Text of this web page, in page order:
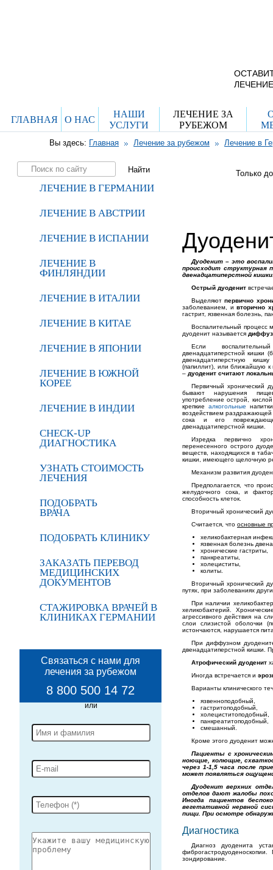
ГЛАВНАЯ О НАС
НАШИ
УСЛУГИ
ЛЕЧЕНИЕ ЗА
РУБЕЖОМ
Вы здесь: Главная Лечение за рубежом Лечение в
ЛЕЧЕНИЕ В ГЕРМАНИИ
ЛЕЧЕНИЕ В АВСТРИИ
ЛЕЧЕНИЕ В ИСПАНИИ
ЛЕЧЕНИЕ В
ФИНЛЯНДИИ
ЛЕЧЕНИЕ В ИТАЛИИ
ЛЕЧЕНИЕ В КИТАЕ
ЛЕЧЕНИЕ В ЯПОНИИ
ЛЕЧЕНИЕ В ЮЖНОЙ
КОРЕЕ
ЛЕЧЕНИЕ В ИНДИИ
CHECK-UP
ДИАГНОСТИКА
УЗНАТЬ СТОИМОСТЬ
ЛЕЧЕНИЯ
ПОДОБРАТЬ
ВРАЧА
ПОДОБРАТЬ КЛИНИКУ
ЗАКАЗАТЬ ПЕРЕВОД
МЕДИЦИНСКИХ
ДОКУМЕНТОВ
СТАЖИРОВКА ВРАЧЕЙ В
КЛИНИКАХ ГЕРМАНИИ
Связаться с нами для
лечения за рубежом
8 800 500 14 72
Только
Дуоденит – это
происходит структурная
двенадцатиперстной
Острый дуоденит
Выделяютпервично
заболеванием, ивторично
гастрит, язвенная болезнь,
Воспалительный процесс
дуоденит называется
Если
двенадцатиперстной кишки
двенадцатиперстную
(папиллит), или ближайшую к
– дуоденит считают
Первичный хронический
бывают нарушения
употребление острой,
крепкие алкогольные
воздействием раздражающей
сока и его
двенадцатиперстной кишки.
Изредка первично
перенесенного острого
веществ, находящихся в
кишки, имеющего щелочную
Механизм развития
Предполагается, что
желудочного сока, и
способность клеток.
Вторичный хронический
Считается, что основные
хеликобактерная
язвенная болезнь
хронические гастриты,
панкреатиты,
холециститы,
колиты.
Вторичный хронический
путях, при заболеваниях
При наличии
хеликобактерий.
агрессивного действия на
слои слизистой оболочки
истончаются, нарушается
При диффузном
двенадцатиперстной кишки.
Атрофический дуоденит
Иногда встречается и
Варианты клинического
язвенноподобный,
гастритоподобный,
холециститоподобный,
панкреатитоподобный,
смешанный.
Кроме этого дуоденит
Пациенты с
ноющие, колющие,
через 1-1,5 часа после
может появляться
Дуоденит верхних
отделов дают жалобы
Иногда пациентов
вегетативной нервной
пищи. При осмотре
Диагностика
Диагноз дуоденита
зондирование.